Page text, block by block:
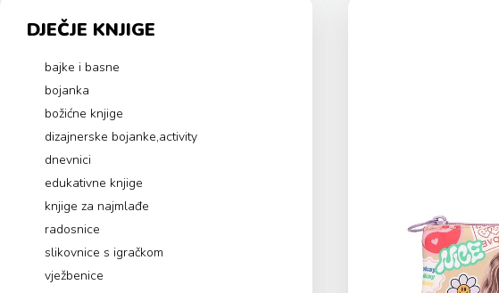
DJEČJE KNJIGE
bajke i basne
bojanka
božićne knjige
dizajnerske bojanke,activity
dnevnici
edukativne knjige
knjige za najmlađe
radosnice
slikovnice s igračkom
vježbenice